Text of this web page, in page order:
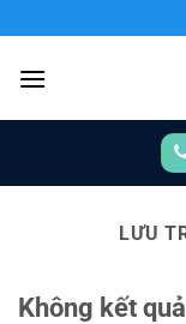
đến
nội
LƯU
Không kết quả